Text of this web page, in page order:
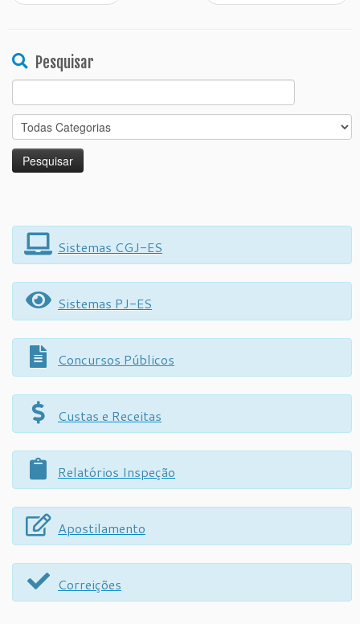
Pesquisar
for:
Sistemas CGJ-ES
Sistemas PJ-ES
Concursos Públicos
Custas e Receitas
Relatórios Inspeção
Apostilamento
Correições